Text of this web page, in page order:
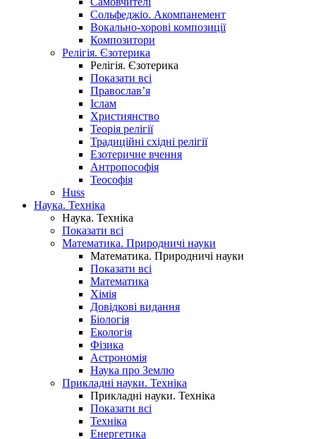
Сольфеджіо. Акомпанемент
Вокально-хорові композиції
Композитори
Релігія. Єзотерика
Релігія. Єзотерика
Показати всі
Православ’я
Іслам
Християнство
Теорія релігії
Традиційні східні релігії
Езотеричне вчення
Антропософія
Теософія
Huss
Наука. Техніка
Наука. Техніка
Показати всі
Математика. Природничі науки
Математика. Природничі науки
Показати всі
Математика
Хімія
Довідкові видання
Біологія
Екологія
Фізика
Астрономія
Наука про Землю
Прикладні науки. Техніка
Прикладні науки. Техніка
Показати всі
Техніка
Енергетика